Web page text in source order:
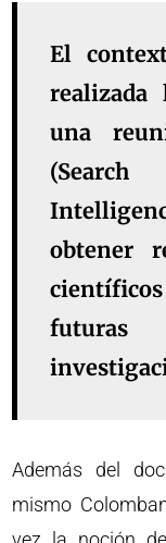
El
realizada
una
obtener
Además del
mismo